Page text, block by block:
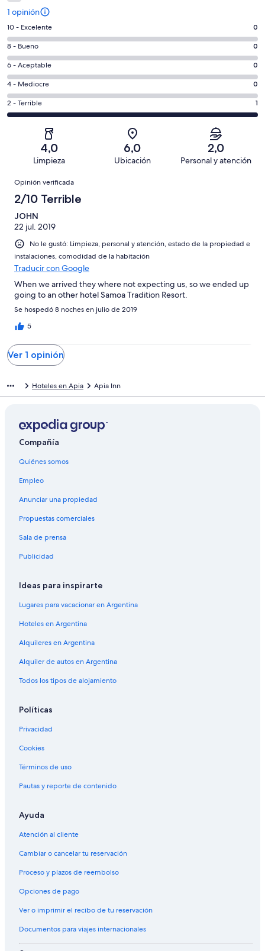
1 opinión
Evaluación:
10
-
Excelente.
0
de
1
opiniones
10 - Excelente 0
Evaluación:
8
-
Bueno.
0
de
opiniones
8 - Bueno 0
Evaluación:
6
-
Aceptable.
0
opiniones
6 - Aceptable 0
Evaluación:
4
-
4 - Mediocre 0
Evaluación:
2
2 - Terrible 1
4,0
Limpieza
6,0
Ubicación
2,0
Personal y atención
Opiniones
Opinión verificada
2/10 Terrible
JOHN
22 jul. 2019
No le gustó: Limpieza, personal y atención, estado de la propiedad e
instalaciones, comodidad de la habitación
Traducir con Google
When we arrived they where not expecting us, so we ended up
going to an other hotel Samoa Tradition Resort.
Se hospedó 8 noches en julio de 2019
5
Ver 1 opinión
Hoteles en Apia Apia Inn
Compañía
Quiénes somos
Empleo
Anunciar una propiedad
Propuestas comerciales
Sala de prensa
Publicidad
Ideas para inspirarte
Lugares para vacacionar en Argentina
Hoteles en Argentina
Alquileres en Argentina
Alquiler de autos en Argentina
Todos los tipos de alojamiento
Políticas
Privacidad
Cookies
Términos de uso
Pautas y reporte de contenido
Ayuda
Atención al cliente
Cambiar o cancelar tu reservación
Proceso y plazos de reembolso
Opciones de pago
Ver o imprimir el recibo de tu reservación
Documentos para viajes internacionales